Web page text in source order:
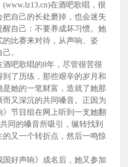
在酒吧歌唱，很
自己的长处磨掉，也会迷失
醒自己：不要养成坏习惯。她
比赛来对待，从声响、姿
。
吧歌唱的8年，尽管很苦很
到了历练，那些艰辛的岁月和
她的一笔财富，造就了她那
又深沉的共同嗓音。正因为
节目组在网上听到一支她翻
同的嗓音所吸引，辗转找到
的又一个转折点，然后一鸣惊
好声响》成名后，她又参加